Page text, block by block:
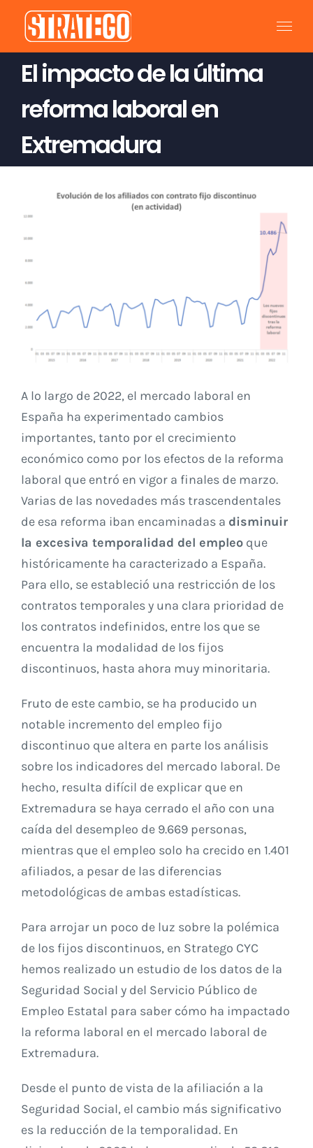
Saltar
contenido
El impacto de la última
reforma laboral en
Extremadura
imagen
más
grande
A lo largo de 2022, el mercado laboral en
España ha experimentado cambios
importantes, tanto por el crecimiento
económico como por los efectos de la reforma
laboral que entró en vigor a finales de marzo.
Varias de las novedades más trascendentales
de esa reforma iban encaminadas a disminuir
la excesiva temporalidad del empleo que
históricamente ha caracterizado a España.
Para ello, se estableció una restricción de los
contratos temporales y una clara prioridad de
los contratos indefinidos, entre los que se
encuentra la modalidad de los fijos
discontinuos, hasta ahora muy minoritaria.
Fruto de este cambio, se ha producido un
notable incremento del empleo fijo
discontinuo que altera en parte los análisis
sobre los indicadores del mercado laboral. De
hecho, resulta difícil de explicar que en
Extremadura se haya cerrado el año con una
caída del desempleo de 9.669 personas,
mientras que el empleo solo ha crecido en 1.401
afiliados, a pesar de las diferencias
metodológicas de ambas estadísticas.
Para arrojar un poco de luz sobre la polémica
de los fijos discontinuos, en Stratego CYC
hemos realizado un estudio de los datos de la
Seguridad Social y del Servicio Público de
Empleo Estatal para saber cómo ha impactado
la reforma laboral en el mercado laboral de
Extremadura.
Desde el punto de vista de la afiliación a la
Seguridad Social, el cambio más significativo
es la reducción de la temporalidad. En